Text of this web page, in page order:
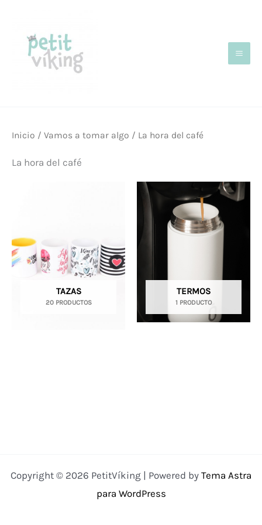
contenido
Inicio / Vamos a tomar algo / La hora del café
La hora del café
TAZAS
20 PRODUCTOS
TERMOS
1 PRODUCTO
Copyright © 2026 PetitVíking | Powered by Tema Astra
para WordPress